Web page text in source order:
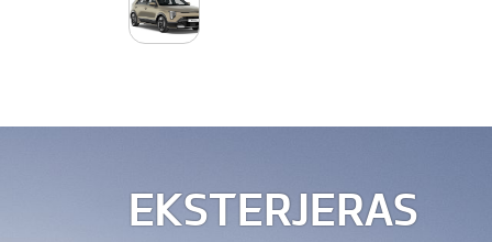
EKSTERJERAS